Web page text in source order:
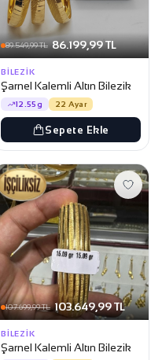
89.549,99 TL 86.199,99 TL
BILEZIK
Şarnel Kalemli Altın Bilezik
12.55g 22 Ayar
Sepete Ekle
107.699,99 TL 103.649,99 TL
BILEZIK
Şarnel Kalemli Altın Bilezik